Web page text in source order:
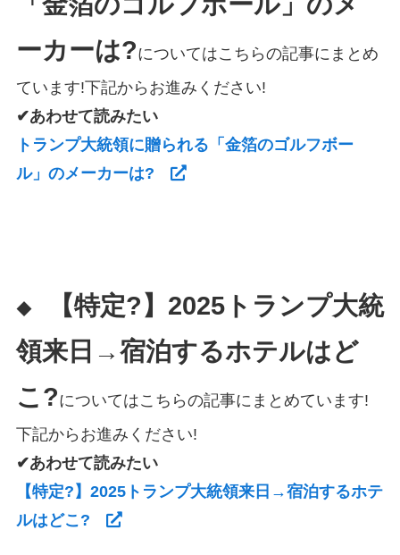
ーカーは?についてはこちらの記事にまとめ
ています!下記からお進みください!
✔あわせて読みたい
トランプ大統領に贈られる「金箔のゴルフボー
ル」のメーカーは?
◆
【特定?】2025トランプ大統
領来日→宿泊するホテルはど
こ?についてはこちらの記事にまとめています!
下記からお進みください!
✔あわせて読みたい
【特定?】2025トランプ大統領来日→宿泊するホテ
ルはどこ?